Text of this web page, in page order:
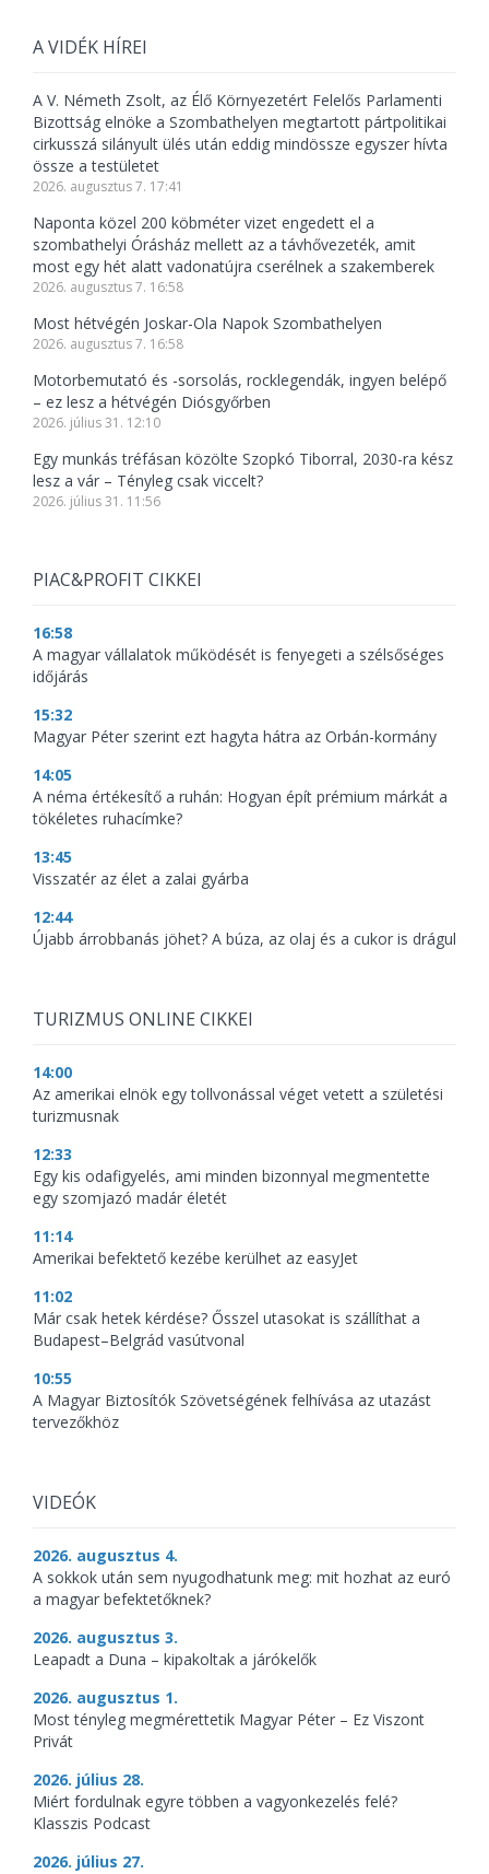
A VIDÉK HÍREI
A V. Németh Zsolt, az Élő Környezetért Felelős Parlamenti
Bizottság elnöke a Szombathelyen megtartott pártpolitikai
cirkusszá silányult ülés után eddig mindössze egyszer hívta
össze a testületet
2026. augusztus 7. 17:41
Naponta közel 200 köbméter vizet engedett el a
szombathelyi Órásház mellett az a távhővezeték, amit
most egy hét alatt vadonatújra cserélnek a szakemberek
2026. augusztus 7. 16:58
Most hétvégén Joskar-Ola Napok Szombathelyen
2026. augusztus 7. 16:58
Motorbemutató és -sorsolás, rocklegendák, ingyen belépő
– ez lesz a hétvégén Diósgyőrben
2026. július 31. 12:10
Egy munkás tréfásan közölte Szopkó Tiborral, 2030-ra kész
lesz a vár – Tényleg csak viccelt?
2026. július 31. 11:56
PIAC&PROFIT CIKKEI
16:58
A magyar vállalatok működését is fenyegeti a szélsőséges
időjárás
15:32
Magyar Péter szerint ezt hagyta hátra az Orbán-kormány
14:05
A néma értékesítő a ruhán: Hogyan épít prémium márkát a
tökéletes ruhacímke?
13:45
Visszatér az élet a zalai gyárba
12:44
Újabb árrobbanás jöhet? A búza, az olaj és a cukor is drágul
TURIZMUS ONLINE CIKKEI
14:00
Az amerikai elnök egy tollvonással véget vetett a születési
turizmusnak
12:33
Egy kis odafigyelés, ami minden bizonnyal megmentette
egy szomjazó madár életét
11:14
Amerikai befektető kezébe kerülhet az easyJet
11:02
Már csak hetek kérdése? Ősszel utasokat is szállíthat a
Budapest–Belgrád vasútvonal
10:55
A Magyar Biztosítók Szövetségének felhívása az utazást
tervezőkhöz
VIDEÓK
2026. augusztus 4.
A sokkok után sem nyugodhatunk meg: mit hozhat az euró
a magyar befektetőknek?
2026. augusztus 3.
Leapadt a Duna – kipakoltak a járókelők
2026. augusztus 1.
Most tényleg megmérettetik Magyar Péter – Ez Viszont
Privát
2026. július 28.
Miért fordulnak egyre többen a vagyonkezelés felé?
Klasszis Podcast
2026. július 27.